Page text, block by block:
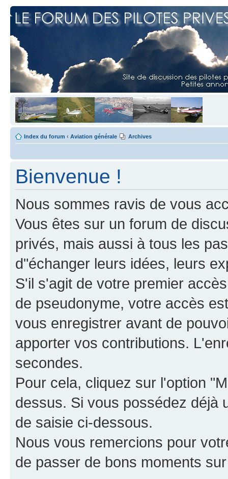
Index du forum ‹ Aviation générale Archives
Bienvenue !
Nous sommes ravis de vous
Vous êtes sur un forum de
privés, mais aussi à tous les
d"échanger leurs idées, leurs
S'il s'agit de votre premier
de pseudonyme, votre accès
vous enregistrer avant de
apporter vos contributions.
secondes.
Pour cela, cliquez sur l'option
dessus. Si vous possédez déjà
de saisie ci-dessous.
Nous vous remercions pour
de passer de bons moments